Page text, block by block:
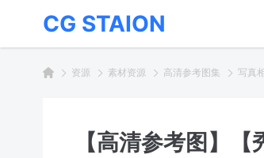
CG STAION
资源 素材资源 高清参考图集 写真
【高清参考图】